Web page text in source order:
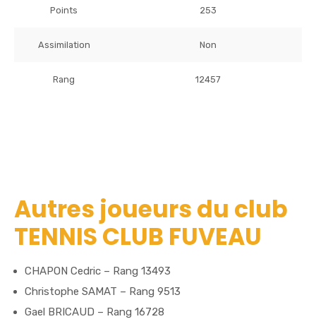
Points 253
Assimilation Non
Rang 12457
Autres joueurs du club
TENNIS CLUB FUVEAU
CHAPON Cedric – Rang 13493
Christophe SAMAT – Rang 9513
Gael BRICAUD – Rang 16728